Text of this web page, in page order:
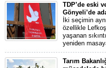
TDP’de eski
Gönyeli’de
İki seçimin
özellikle
yaşanan
yeniden
Tarım